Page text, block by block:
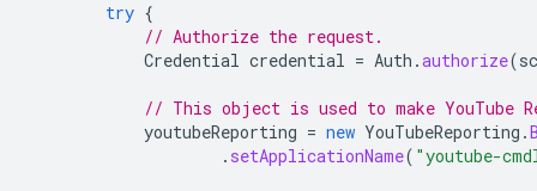
try {
// Authorize the request.
Credential credential = Auth .authorize(
// This object is used to make YouTube
youtubeReporting = new YouTubeReporting .
. setApplicationName( "youtube-